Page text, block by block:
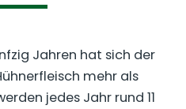
Jahren hat sich der
mehr als
jedes Jahr rund 11